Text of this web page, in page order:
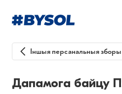
Іншыя персанальныя зборы
Дапамога байцу